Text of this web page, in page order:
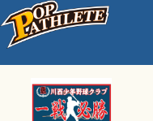
4/26(日)予定